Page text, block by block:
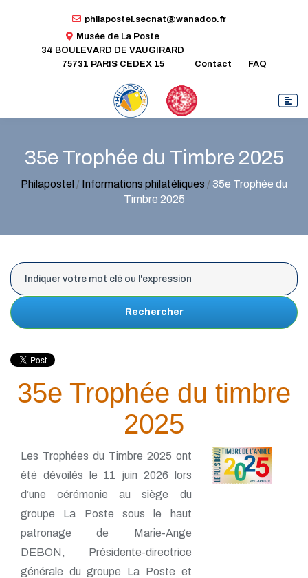
philapostel.secnat@wanadoo.fr
Musée de La Poste
34 BOULEVARD DE VAUGIRARD
75731 PARIS CEDEX 15
Contact FAQ
35e Trophée du Timbre 2025
Philapostel / Informations philatéliques /35e Trophée du
Timbre 2025
Rechercher
35e Trophée du timbre
2025
Les Trophées du Timbre 2025 ont
été dévoilés le 11 juin 2026 lors
d’une cérémonie au siège du
groupe La Poste sous le haut
patronage de Marie-Ange
DEBON, Présidente-directrice
générale du groupe La Poste et